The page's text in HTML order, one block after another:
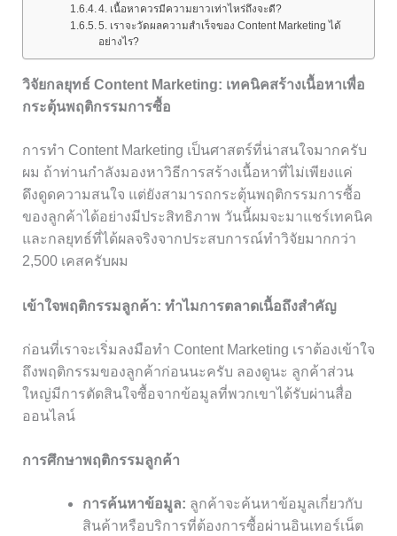
4. เนื้อหาควรมีความยาวเท่าไหร่ถึงจะดี?
5. เราจะวัดผลความสำเร็จของ Content Marketing ได้
อย่างไร?
วิจัยกลยุทธ์ Content Marketing: เทคนิคสร้างเนื้อหาเพื่อ
กระตุ้นพฤติกรรมการซื้อ
การทำ Content Marketing เป็นศาสตร์ที่น่าสนใจมากครับ
ผม ถ้าท่านกำลังมองหาวิธีการสร้างเนื้อหาที่ไม่เพียงแค่
ดึงดูดความสนใจ แต่ยังสามารถกระตุ้นพฤติกรรมการซื้อ
ของลูกค้าได้อย่างมีประสิทธิภาพ วันนี้ผมจะมาแชร์เทคนิค
และกลยุทธ์ที่ได้ผลจริงจากประสบการณ์ทำวิจัยมากกว่า
2,500 เคสครับผม
เข้าใจพฤติกรรมลูกค้า: ทำไมการตลาดเนื้อถึงสำคัญ
ก่อนที่เราจะเริ่มลงมือทำ Content Marketing เราต้องเข้าใจ
ถึงพฤติกรรมของลูกค้าก่อนนะครับ ลองดูนะ ลูกค้าส่วน
ใหญ่มีการตัดสินใจซื้อจากข้อมูลที่พวกเขาได้รับผ่านสื่อ
ออนไลน์
การศึกษาพฤติกรรมลูกค้า
การค้นหาข้อมูล: ลูกค้าจะค้นหาข้อมูลเกี่ยวกับ
สินค้าหรือบริการที่ต้องการซื้อผ่านอินเทอร์เน็ต